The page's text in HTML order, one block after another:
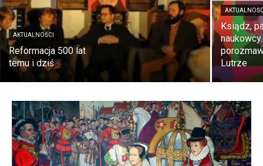
AKTUALNOŚCI
Reformacja 500 lat
temu i dziś
Ksiądz,
Lutrze